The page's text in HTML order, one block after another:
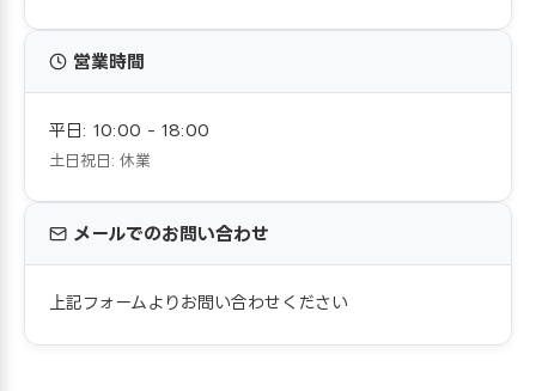
営業時間
平日: 10:00 - 18:00
土日祝日: 休業
メールでのお問い合わせ
上記フォームよりお問い合わせください